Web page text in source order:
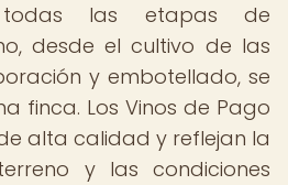
las etapas de
desde el cultivo de las
y embotellado, se
finca. Los Vinos de Pago
alta calidad y reflejan la
y las condiciones